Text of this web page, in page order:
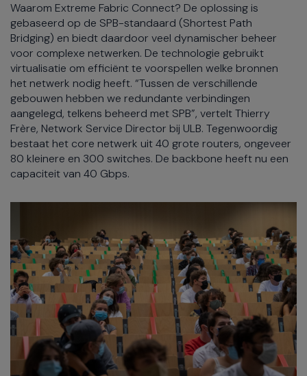
Waarom Extreme Fabric Connect? De oplossing is
gebaseerd op de SPB-standaard (Shortest Path
Bridging) en biedt daardoor veel dynamischer beheer
voor complexe netwerken. De technologie gebruikt
virtualisatie om efficiënt te voorspellen welke bronnen
het netwerk nodig heeft. “Tussen de verschillende
gebouwen hebben we redundante verbindingen
aangelegd, telkens beheerd met SPB”, vertelt Thierry
Frère, Network Service Director bij ULB. Tegenwoordig
bestaat het core netwerk uit 40 grote routers, ongeveer
80 kleinere en 300 switches. De backbone heeft nu een
capaciteit van 40 Gbps.